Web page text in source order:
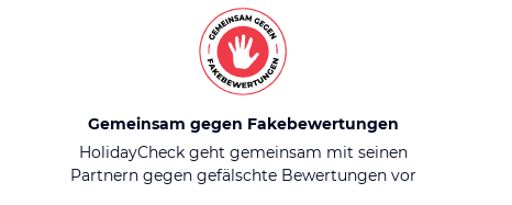
Gemeinsam gegen Fakebewertungen
HolidayCheck geht gemeinsam mit seinen
Partnern gegen gefälschte Bewertungen vor